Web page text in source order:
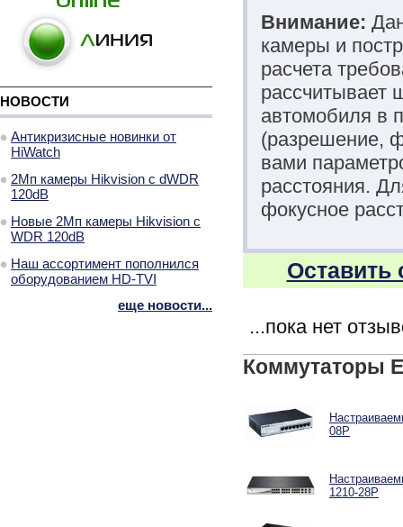
Внимание:
камеры и
расчета
рассчитывает
автомобиля в
(разрешение,
вами
расстояния.
фокусное
Оставить
...пока нет
Коммутаторы
08P
1210-28P
НОВОСТИ
Антикризисные новинки от
HiWatch
2Мп камеры Hikvision с dWDR
120dB
Новые 2Мп камеры Hikvision с
WDR 120dB
Наш ассортимент пополнился
оборудованием HD-TVI
еще новости...